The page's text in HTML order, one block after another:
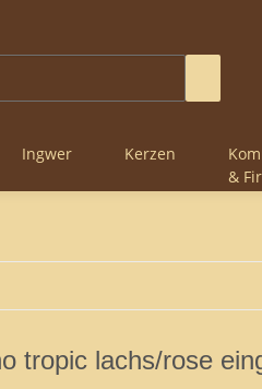
Ingwer Kerzen
&
tropic lachs/rose